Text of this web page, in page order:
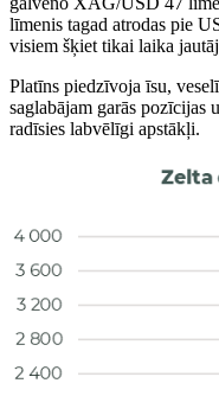
līmenis tagad atrodas pie
visiem šķiet tikai laika
Platīns piedzīvoja īsu,
saglabājam garās pozīcijas
radīsies labvēlīgi apstākļi.